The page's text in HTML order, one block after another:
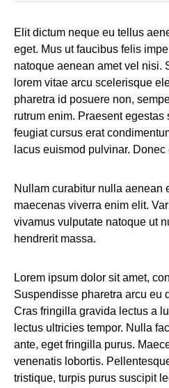
Elit dictum neque eu tellus
eget. Mus ut faucibus felis
natoque aenean amet vel nisi.
lorem vitae arcu scelerisque
pharetra id posuere non,
rutrum enim. Praesent
feugiat cursus erat
lacus euismod pulvinar. Donec
Nullam curabitur nulla aenean
maecenas viverra enim elit.
vivamus vulputate natoque ut
hendrerit massa.
Lorem ipsum dolor sit amet,
Suspendisse pharetra arcu eu
Cras fringilla gravida lectus a
lectus ultricies tempor. Nulla
ante, eget fringilla purus.
venenatis lobortis.
tristique, turpis purus suscipit